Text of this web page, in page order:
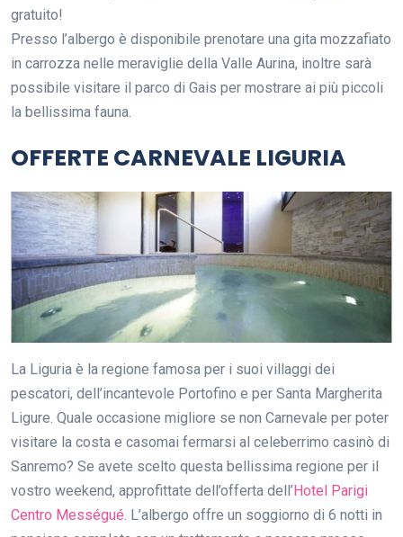
gratuito!
Presso l’albergo è disponibile prenotare una gita mozzafiato
in carrozza nelle meraviglie della Valle Aurina, inoltre sarà
possibile visitare il parco di Gais per mostrare ai più piccoli
la bellissima fauna.
OFFERTE CARNEVALE LIGURIA
La Liguria è la regione famosa per i suoi villaggi dei
pescatori, dell’incantevole Portofino e per Santa Margherita
Ligure. Quale occasione migliore se non Carnevale per poter
visitare la costa e casomai fermarsi al celeberrimo casinò di
Sanremo? Se avete scelto questa bellissima regione per il
vostro weekend, approfittate dell’offerta dell’Hotel Parigi
Centro Mességué . L’albergo offre un soggiorno di 6 notti in